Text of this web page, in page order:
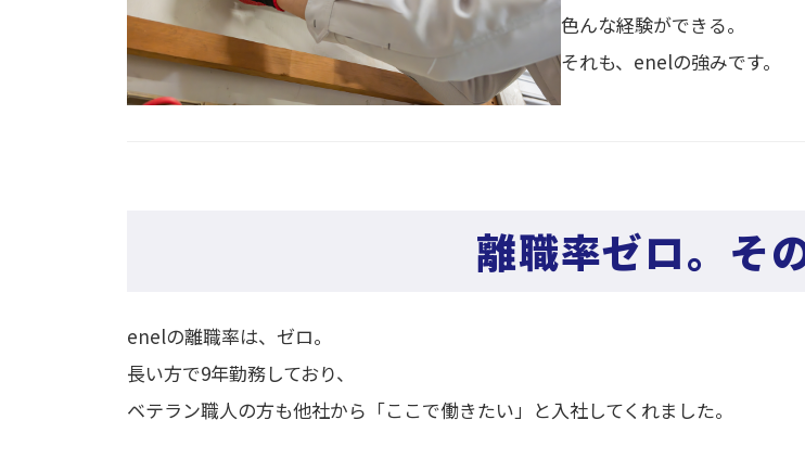
色んな経験ができる。
それも、enelの強みです。
離職率ゼロ。そ
enelの離職率は、ゼロ。
長い方で9年勤務しており、
ベテラン職人の方も他社から「ここで働きたい」と入社してくれました。